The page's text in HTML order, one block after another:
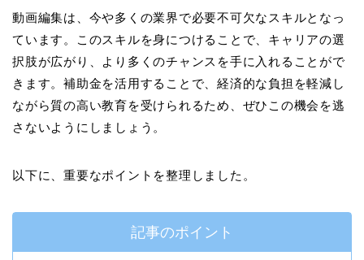
動画編集は、今や多くの業界で必要不可欠なスキルとなっ
ています。このスキルを身につけることで、キャリアの選
択肢が広がり、より多くのチャンスを手に入れることがで
きます。補助金を活用することで、経済的な負担を軽減し
ながら質の高い教育を受けられるため、ぜひこの機会を逃
さないようにしましょう。
以下に、重要なポイントを整理しました。
記事のポイント